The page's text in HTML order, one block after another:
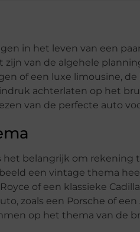
in het leven van een
van de algehele
of een luxe limousine,
achterlaten op het
van de perfecte auto
het belangrijk om
een vintage thema
of een klassieke
zoals een Porsche of
op het thema van de